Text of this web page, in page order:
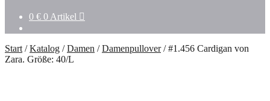
0 € 0 Artikel
Start /Katalog /Damen /Damenpullover/#1.456 Cardigan von
Zara. Größe: 40/L